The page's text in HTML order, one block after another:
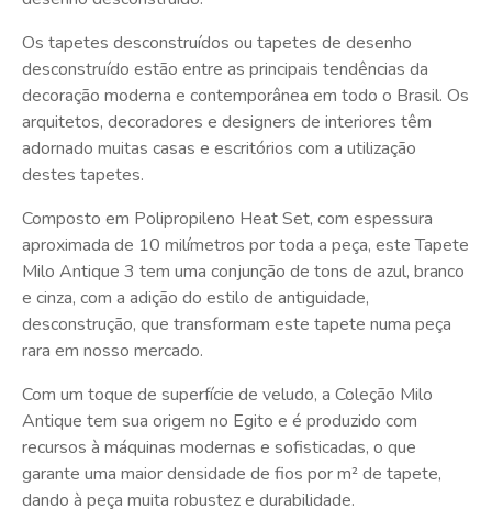
Os tapetes desconstruídos ou tapetes de desenho
desconstruído estão entre as principais tendências da
decoração moderna e contemporânea em todo o Brasil. Os
arquitetos, decoradores e designers de interiores têm
adornado muitas casas e escritórios com a utilização
destes tapetes.
Composto em Polipropileno Heat Set, com espessura
aproximada de 10 milímetros por toda a peça, este Tapete
Milo Antique 3 tem uma conjunção de tons de azul, branco
e cinza, com a adição do estilo de antiguidade,
desconstrução, que transformam este tapete numa peça
rara em nosso mercado.
Com um toque de superfície de veludo, a Coleção Milo
Antique tem sua origem no Egito e é produzido com
recursos à máquinas modernas e sofisticadas, o que
garante uma maior densidade de fios por m² de tapete,
dando à peça muita robustez e durabilidade.